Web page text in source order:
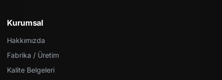
Kurumsal
Hakkımızda
Fabrika / Üretim
Kalite Belgeleri